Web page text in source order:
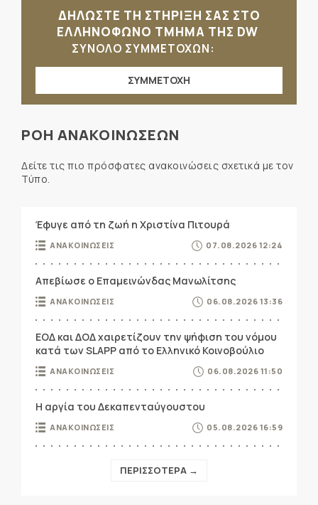
ΔΗΛΩΣΤΕ ΤΗ ΣΤΗΡΙΞΗ ΣΑΣ ΣΤΟ
ΕΛΛΗΝΟΦΩΝΟ ΤΜΗΜΑ ΤΗΣ DW
ΣΥΝΟΛΟ ΣΥΜΜΕΤΟΧΩΝ:
ΣΥΜΜΕΤΟΧΗ
ΡΟΗ ΑΝΑΚΟΙΝΩΣΕΩΝ
Δείτε τις πιο πρόσφατες ανακοινώσεις σχετικά με τον
Τύπο.
Έφυγε από τη ζωή η Χριστίνα Πιτουρά
ΑΝΑΚΟΙΝΩΣΕΙΣ 07.08.2026 12:24
Απεβίωσε ο Επαμεινώνδας Μανωλίτσης
ΑΝΑΚΟΙΝΩΣΕΙΣ 06.08.2026 13:36
ΕΟΔ και ΔΟΔ χαιρετίζουν την ψήφιση του νόμου
κατά των SLAPP από το Ελληνικό Κοινοβούλιο
ΑΝΑΚΟΙΝΩΣΕΙΣ 06.08.2026 11:50
Η αργία του Δεκαπενταύγουστου
ΑΝΑΚΟΙΝΩΣΕΙΣ 05.08.2026 16:59
ΠΕΡΙΣΣΟΤΕΡΑ →